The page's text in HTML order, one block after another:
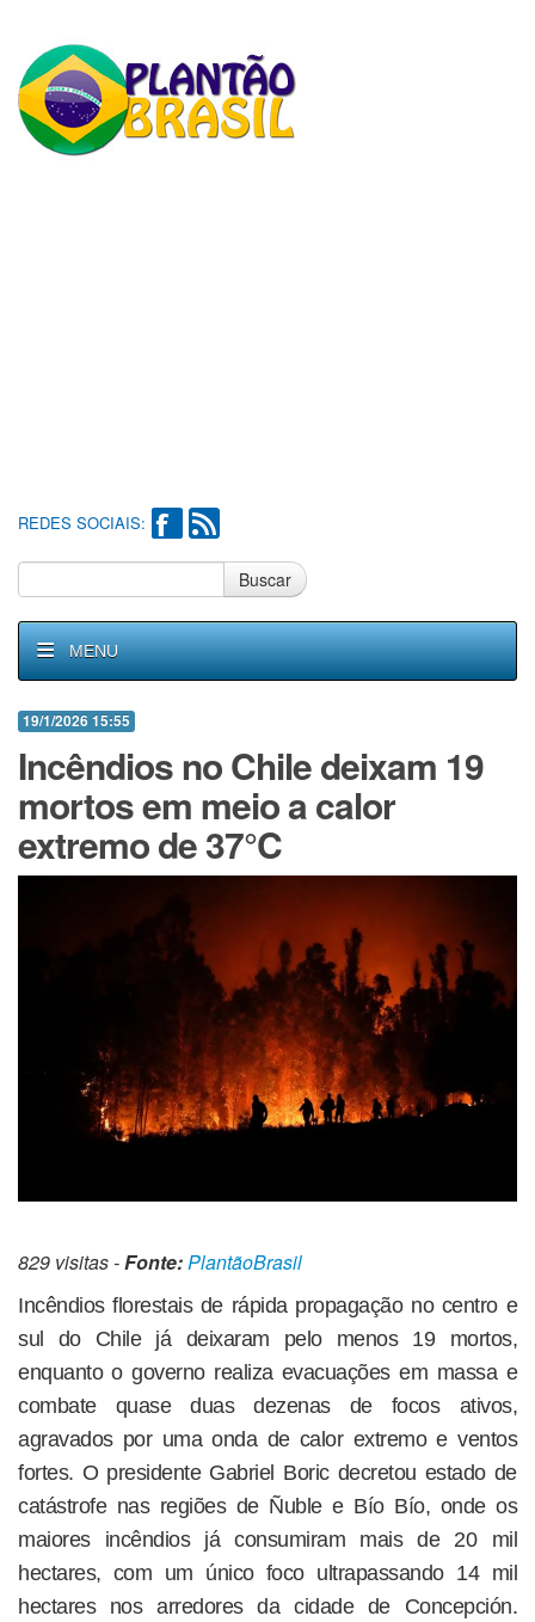
REDES SOCIAIS:
Buscar
MENU
19/1/2026 15:55
Incêndios no Chile deixam 19
mortos em meio a calor
extremo de 37°C
829 visitas -Fonte:PlantãoBrasil
Incêndios florestais de rápida propagação no centro e
sul do Chile já deixaram pelo menos 19 mortos,
enquanto o governo realiza evacuações em massa e
combate quase duas dezenas de focos ativos,
agravados por uma onda de calor extremo e ventos
fortes. O presidente Gabriel Boric decretou estado de
catástrofe nas regiões de Ñuble e Bío Bío, onde os
maiores incêndios já consumiram mais de 20 mil
hectares, com um único foco ultrapassando 14 mil
hectares nos arredores da cidade de Concepción.